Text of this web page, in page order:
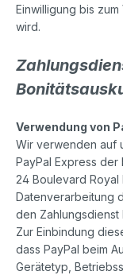
Einwilligung bis
wird.
Verwendung von
Wir verwenden auf
PayPal Express der
24 Boulevard Royal
Datenverarbeitung
den Zahlungsdienst
Zur Einbindung
dass PayPal beim
Gerätetyp,